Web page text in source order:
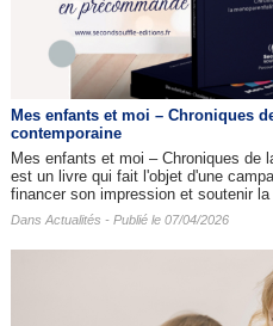
Mes enfants et moi – Chroniques
contemporaine
Mes enfants et moi – Chroniques de
est un livre qui fait l'objet d'une
financer son impression et soutenir
Dans Actualités - Publié le 07/04/2026